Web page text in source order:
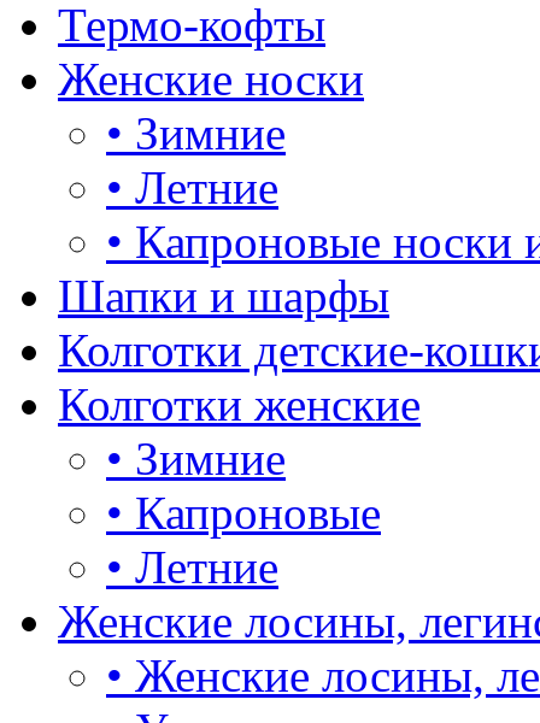
Термо-кофты
Женские носки
• Зимние
• Летние
• Капроновые носки
Шапки и шарфы
Колготки детские-
Колготки женские
• Зимние
• Капроновые
• Летние
Женские лосины,
• Женские лосины,